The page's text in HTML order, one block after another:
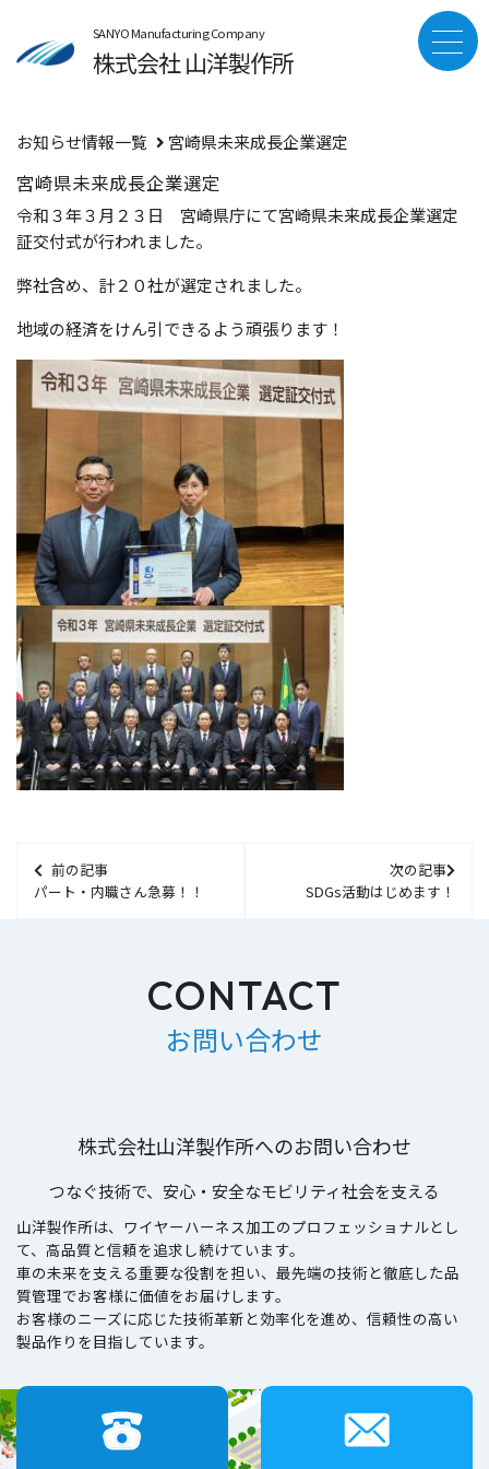
SANYO Manufacturing Company
株式会社 山洋製作所
お知らせ情報一覧 宮崎県未来成長企業選定
宮崎県未来成長企業選定
令和３年３月２３日 宮崎県庁にて宮崎県未来成長企業選定
証交付式が行われました。
弊社含め、計２０社が選定されました。
地域の経済をけん引できるよう頑張ります！
前の記事
パート・内職さん急募！！
次の記事
SDGs活動はじめます！
CONTACT
お問い合わせ
株式会社山洋製作所へのお問い合わせ
つなぐ技術で、安心・安全なモビリティ社会を支える
山洋製作所は、ワイヤーハーネス加工のプロフェッショナルとし
て、高品質と信頼を追求し続けています。
車の未来を支える重要な役割を担い、最先端の技術と徹底した品
質管理でお客様に価値をお届けします。
お客様のニーズに応じた技術革新と効率化を進め、信頼性の高い
製品作りを目指しています。